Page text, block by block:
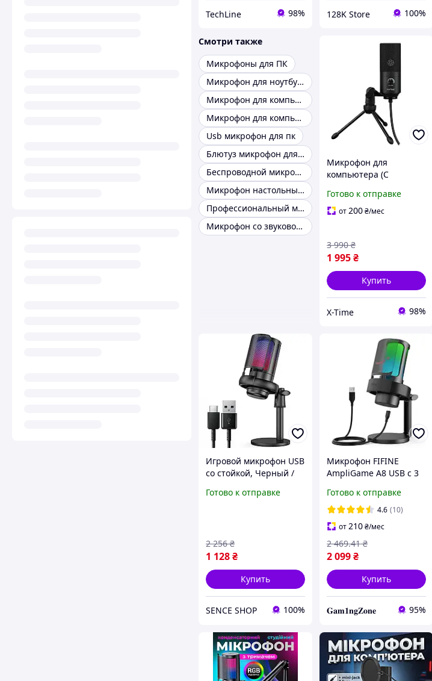
TechLine 98% 128K Store 100%
Смотри также
Микрофоны для ПК
Микрофон для ноутбука
Микрофон для компьютера с шумоподавлением
Микрофон для компьютера с usb входом
Usb микрофон для пк
Блютуз микрофон для пк
Беспроводной микрофон для ноутбука
Микрофон настольный для компьютера
Профессиональный микрофон для компьютера
Микрофон со звуковой картой для пк
Микрофон для
компьютера (С
громкости, USB),
Микрофон для записи
Готово к отправке
от200₴/мес
1 995₴
3 990 ₴
Купить
X-Time 98%
Игровой микрофон USB
со стойкой, Черный /
микрофон для
Готово к отправке
1 128₴
2 256 ₴
Купить
SENCE SHOP 100%
Микрофон FIFINE
AmpliGame A8 USB с 3
микрофон для
компьютера микрофон
для PS4 PS 5 MacOS,
Черный
Готово к отправке
4.6 (10)
от210₴/мес
2 099₴
2 469.41 ₴
Купить
𝐆𝐚𝐦𝟏𝐧𝐠𝐙𝐨𝐧𝐞 95%